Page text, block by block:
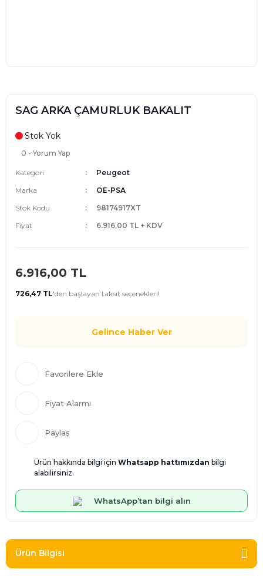
SAG ARKA ÇAMURLUK BAKALIT
Stok Yok
0 - Yorum Yap
Kategori
Peugeot
Marka
OE-PSA
Stok Kodu
98174917XT
Fiyat
6.916,00 TL + KDV
6.916,00 TL
726,47 TL'den başlayan taksit seçenekleri!
Gelince Haber Ver
Fiyat Alarmı
Paylaş
Ürün hakkında bilgi için Whatsapp hattımızdan bilgi
alabilirsiniz.
WhatsApp’tan bilgi alın
Ürün Bilgisi